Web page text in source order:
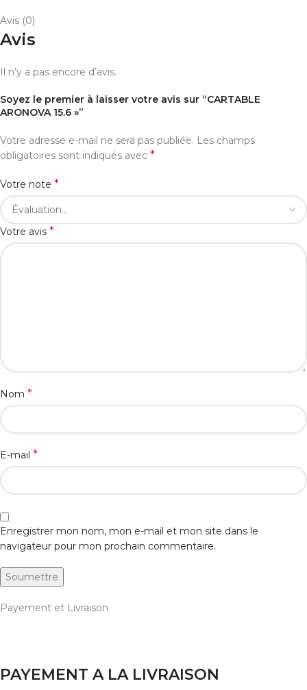
Avis (0)
Avis
Il n’y a pas encore d’avis.
Soyez le premier à laisser votre avis sur “CARTABLE
ARONOVA 15.6 »”
Votre adresse e-mail ne sera pas publiée. Les champs
obligatoires sont indiqués avec *
Votre note *
Votre avis *
Nom *
E-mail *
Enregistrer mon nom, mon e-mail et mon site dans le
navigateur pour mon prochain commentaire.
Payement et Livraison
PAYEMENT A LA LIVRAISON